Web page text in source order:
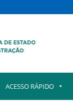
ACESSO RÁPIDO